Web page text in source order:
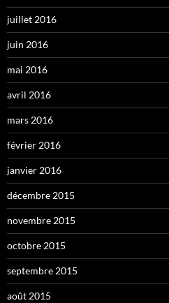
juillet 2016
juin 2016
mai 2016
avril 2016
mars 2016
février 2016
janvier 2016
décembre 2015
novembre 2015
octobre 2015
septembre 2015
août 2015